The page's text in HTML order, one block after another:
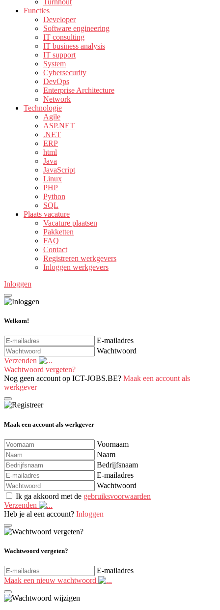
Turnhout
Functies
Developer
Software engineering
IT consulting
IT business analysis
IT support
System
Cybersecurity
DevOps
Enterprise Architecture
Network
Technologie
Agile
ASP.NET
.NET
ERP
html
Java
JavaScript
Linux
PHP
Python
SQL
Plaats vacature
Vacature plaatsen
Pakketten
FAQ
Contact
Registreren werkgevers
Inloggen werkgevers
Inloggen
Welkom!
E-mailadres
Wachtwoord
Verzenden
Wachtwoord vergeten?
Nog geen account op ICT-JOBS.BE? Maak een account als
werkgever
Maak een account als werkgever
Voornaam
Naam
Bedrijfsnaam
E-mailadres
Wachtwoord
Ik ga akkoord met de gebruiksvoorwaarden
Verzenden
Heb je al een account? Inloggen
Wachtwoord vergeten?
E-mailadres
Maak een nieuw wachtwoord